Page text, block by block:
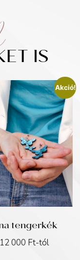
IS
Akció!
tengerkék
12 000 Ft-tól